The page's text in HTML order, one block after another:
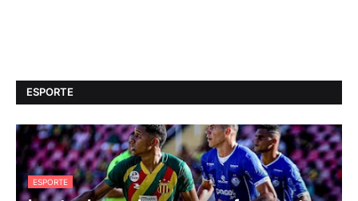
ESPORTE
ESPORTE